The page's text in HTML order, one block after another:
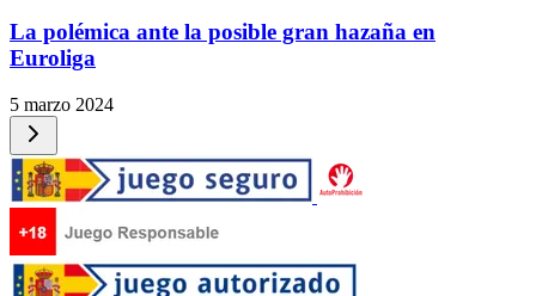
La polémica ante la posible gran hazaña en
Euroliga
5 marzo 2024